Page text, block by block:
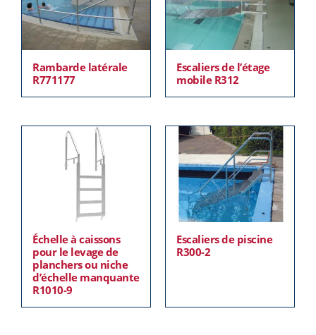
Rambarde latérale
R771177
Escaliers de l’étage
mobile R312
Échelle à caissons
pour le levage de
planchers ou niche
d’échelle manquante
R1010-9
Escaliers de piscine
R300-2